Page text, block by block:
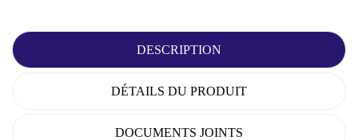
DESCRIPTION
DÉTAILS DU PRODUIT
DOCUMENTS JOINTS